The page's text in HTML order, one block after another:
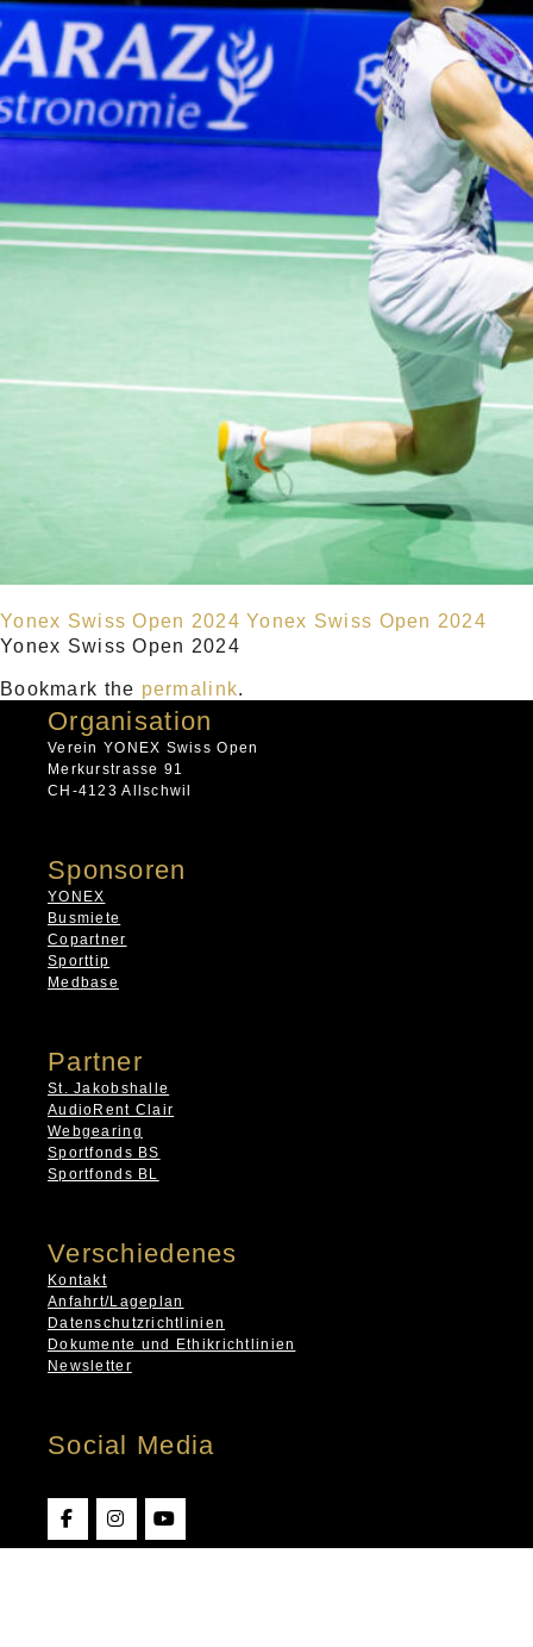
Yonex Swiss Open 2024 Yonex Swiss Open 2024
Yonex Swiss Open 2024
Bookmark the permalink.
Organisation
Verein YONEX Swiss Open
Merkurstrasse 91
CH-4123 Allschwil
Sponsoren
YONEX
Busmiete
Copartner
Sporttip
Medbase
Partner
St. Jakobshalle
AudioRent Clair
Webgearing
Sportfonds BS
Sportfonds BL
Verschiedenes
Kontakt
Anfahrt/Lageplan
Datenschutzrichtlinien
Dokumente und Ethikrichtlinien
Newsletter
Social Media